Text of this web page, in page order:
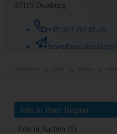
47119 Duisburg
+49 203 28147-20
Jobs in Ihrer Region
Jobs in Aachen (5)